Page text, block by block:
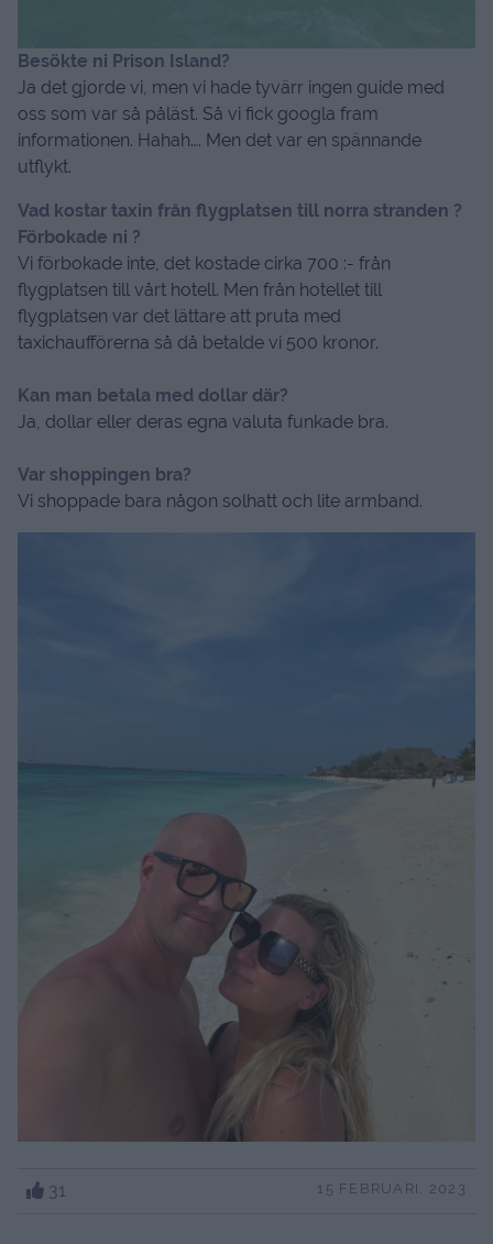
Besökte ni Prison Island?
Ja det gjorde vi, men vi hade tyvärr ingen guide med
oss som var så påläst. Så vi fick googla fram
informationen. Hahah…. Men det var en spännande
utflykt.
Vad kostar taxin från flygplatsen till norra stranden ?
Förbokade ni ?
Vi förbokade inte, det kostade cirka 700 :- från
flygplatsen till vårt hotell. Men från hotellet till
flygplatsen var det lättare att pruta med
taxichaufförerna så då betalde vi 500 kronor.
Kan man betala med dollar där?
Ja, dollar eller deras egna valuta funkade bra.
Var shoppingen bra?
Vi shoppade bara någon solhatt och lite armband.
31 15 FEBRUARI, 2023